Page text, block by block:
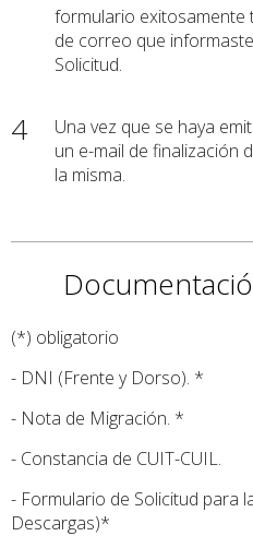
formulario exitosamente
de correo que
Solicitud.
4
Una vez que se haya
un e-mail de finalización
la misma.
(*) obligatorio
- DNI (Frente y Dorso). *
- Nota de Migración. *
- Constancia de CUIT-CUIL.
- Formulario de Solicitud para
Descargas)*